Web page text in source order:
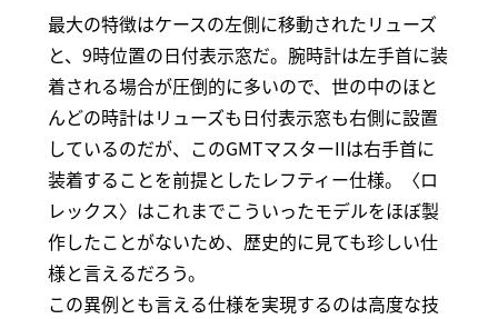
最大の特徴はケースの左側に移動されたリューズ
と、9時位置の日付表示窓だ。腕時計は左手首に装
着される場合が圧倒的に多いので、世の中のほと
んどの時計はリューズも日付表示窓も右側に設置
しているのだが、このGMTマスターIIは右手首に
装着することを前提としたレフティー仕様。〈ロ
レックス〉はこれまでこういったモデルをほぼ製
作したことがないため、歴史的に見ても珍しい仕
様と言えるだろう。
この異例とも言える仕様を実現するのは高度な技